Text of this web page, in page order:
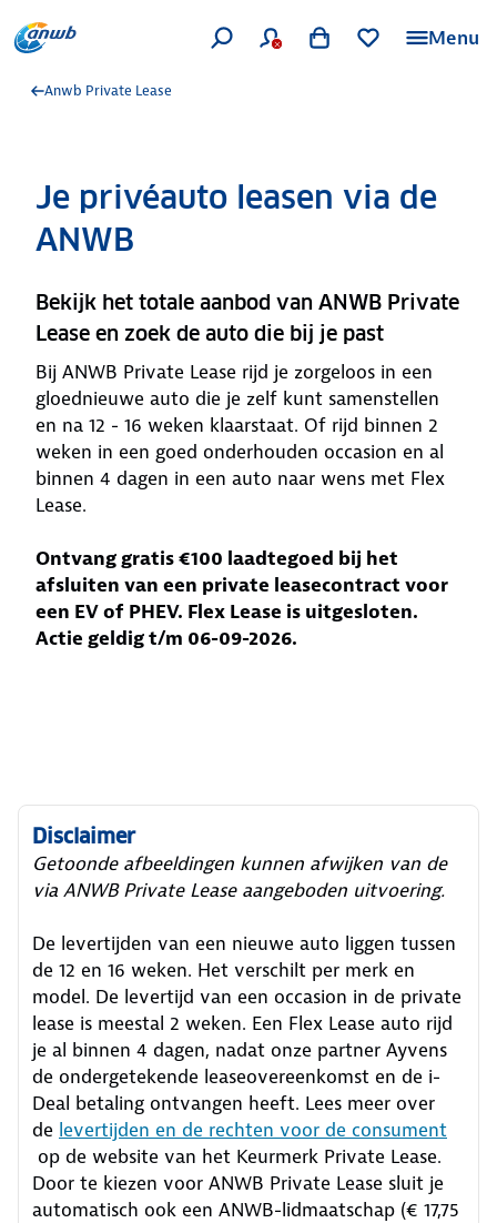
Menu
Anwb Private Lease
Je privéauto leasen via de
ANWB
Bekijk het totale aanbod van ANWB Private
Lease en zoek de auto die bij je past
Bij ANWB Private Lease rijd je zorgeloos in een
gloednieuwe auto die je zelf kunt samenstellen
en na 12 - 16 weken klaarstaat. Of rijd binnen 2
weken in een goed onderhouden occasion en al
binnen 4 dagen in een auto naar wens met Flex
Lease.
Ontvang gratis €100 laadtegoed bij het
afsluiten van een private leasecontract voor
een EV of PHEV. Flex Lease is uitgesloten.
Actie geldig t/m 06-09-2026.
Disclaimer
Getoonde afbeeldingen kunnen afwijken van de
via ANWB Private Lease aangeboden uitvoering.
De levertijden van een nieuwe auto liggen tussen
de 12 en 16 weken. Het verschilt per merk en
model. De levertijd van een occasion in de private
lease is meestal 2 weken. Een Flex Lease auto rijd
je al binnen 4 dagen, nadat onze partner Ayvens
de ondergetekende leaseovereenkomst en de i-
Deal betaling ontvangen heeft. Lees meer over
de levertijden en de rechten voor de consument
op de website van het Keurmerk Private Lease.
Door te kiezen voor ANWB Private Lease sluit je
automatisch ook een ANWB-lidmaatschap (€ 17,75